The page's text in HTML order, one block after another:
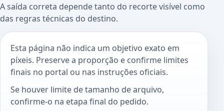
A saída correta depende tanto do recorte visível como
das regras técnicas do destino.
Esta página não indica um objetivo exato em
píxeis. Preserve a proporção e confirme limites
finais no portal ou nas instruções oficiais.
Se houver limite de tamanho de arquivo,
confirme-o na etapa final do pedido.